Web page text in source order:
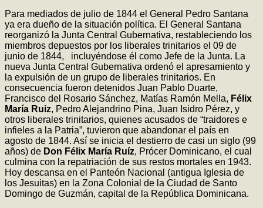
Para mediados de julio de 1844 el General Pedro Santana
ya era dueño de la situación política. El General Santana
reorganizó la Junta Central Gubernativa, restableciendo los
miembros depuestos por los liberales trinitarios el 09 de
junio de 1844, incluyéndose él como Jefe de la Junta. La
nueva Junta Central Gubernativa ordenó el apresamiento y
la expulsión de un grupo de liberales trinitarios. En
consecuencia fueron detenidos Juan Pablo Duarte,
Francisco del Rosario Sánchez, Matías Ramón Mella, Félix
María Ruiz, Pedro Alejandrino Pina, Juan Isidro Pérez, y
otros liberales trinitarios, quienes acusados de “traidores e
infieles a la Patria”, tuvieron que abandonar el país en
agosto de 1844. Así se inicia el destierro de casi un siglo (99
años) de Don Félix María Ruíz, Prócer Dominicano, el cual
culmina con la repatriación de sus restos mortales en 1943.
Hoy descansa en el Panteón Nacional (antigua Iglesia de
los Jesuitas) en la Zona Colonial de la Ciudad de Santo
Domingo de Guzmán, capital de la República Dominicana.